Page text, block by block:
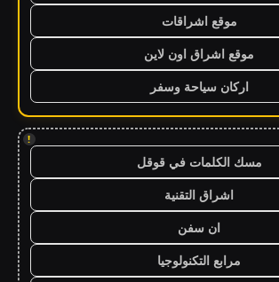
موقع اشراقات
موقع اشراق اون لاين
اركان سياحة وسفر
!
مسك الكلمات في قوقل
اشراق التقنية
ان سفن
مرابع التكنولوجيا